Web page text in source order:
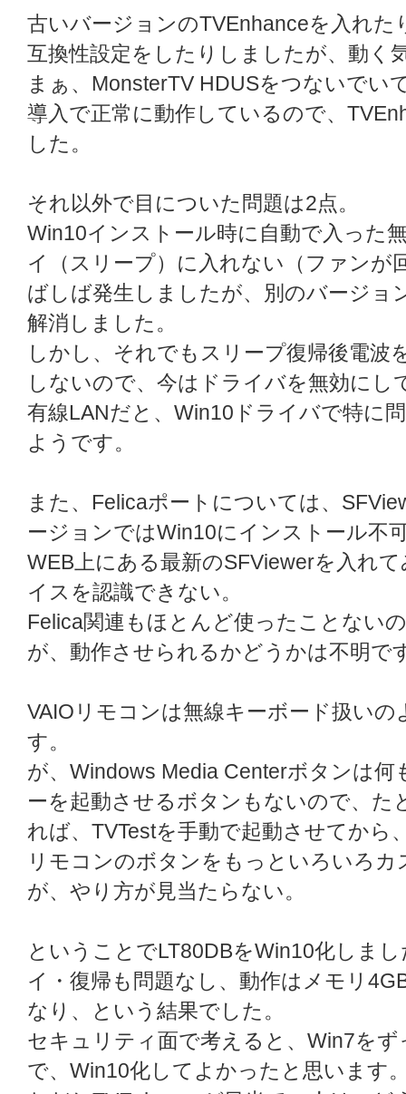
古いバージョンのTVEnhanceを入れた
互換性設定をしたりしましたが、動く
まぁ、MonsterTV HDUSをつないでい
導入で正常に動作しているので、
した。
それ以外で目についた問題は2点。
Win10インストール時に自動で入った
イ（スリープ）に入れない（ファンが
ばしば発生しましたが、別のバージョ
解消しました。
しかし、それでもスリープ復帰後電波
しないので、今はドライバを無効にし
有線LANだと、Win10ドライバで特に
ようです。
また、Felicaポートについては、
ージョンではWin10にインストール不
WEB上にある最新のSFViewerを入れ
イスを認識できない。
Felica関連もほとんど使ったことない
が、動作させられるかどうかは不明で
VAIOリモコンは無線キーボード扱い
す。
が、Windows Media Centerボタンは
ーを起動させるボタンもないので、た
れば、TVTestを手動で起動させてから
リモコンのボタンをもっといろいろ
が、やり方が見当たらない。
ということでLT80DBをWin10化しま
イ・復帰も問題なし、動作はメモリ
なり、という結果でした。
セキュリティ面で考えると、Win7を
で、Win10化してよかったと思います